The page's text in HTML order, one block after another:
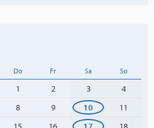
Do Fr Sa So
1 2 3
4
8 9 10
11